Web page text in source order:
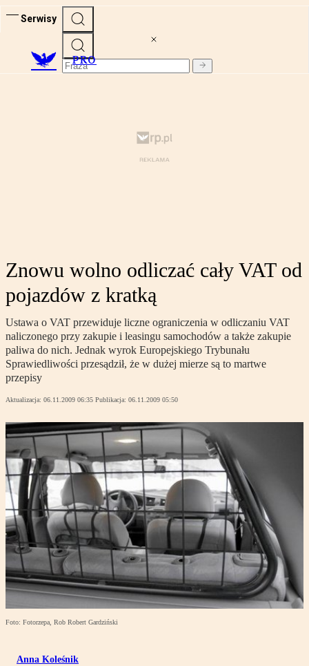
Serwisy
PRO
Znowu wolno odliczać cały VAT od
pojazdów z kratką
Ustawa o VAT przewiduje liczne ograniczenia w odliczaniu VAT
naliczonego przy zakupie i leasingu samochodów a także zakupie
paliwa do nich. Jednak wyrok Europejskiego Trybunału
Sprawiedliwości przesądził, że w dużej mierze są to martwe
przepisy
Aktualizacja: 06.11.2009 06:35 Publikacja: 06.11.2009 05:50
Foto: Fotorzepa, Rob Robert Gardziński
Anna Koleśnik